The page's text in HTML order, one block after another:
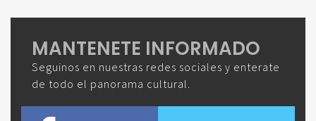
MANTENETE INFORMADO
Seguinos en nuestras redes sociales y enterate
de todo el panorama cultural.